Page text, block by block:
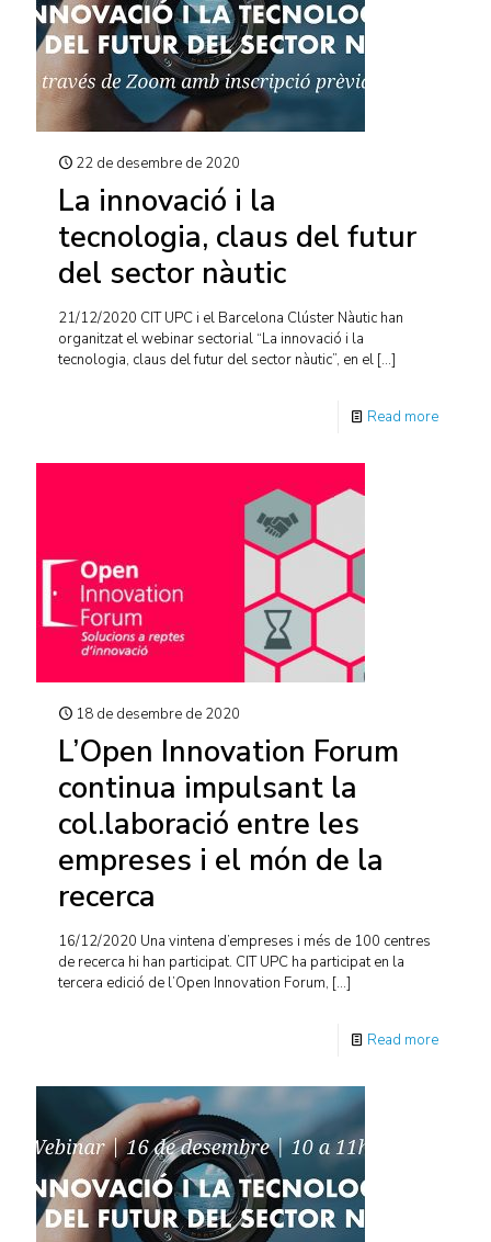
22 de desembre de 2020
La innovació i la
tecnologia, claus del futur
del sector nàutic
21/12/2020 CIT UPC i el Barcelona Clúster Nàutic han
organitzat el webinar sectorial “La innovació i la
tecnologia, claus del futur del sector nàutic”, en el […]
Read more
18 de desembre de 2020
L’Open Innovation Forum
continua impulsant la
col.laboració entre les
empreses i el món de la
recerca
16/12/2020 Una vintena d’empreses i més de 100 centres
de recerca hi han participat. CIT UPC ha participat en la
tercera edició de l’Open Innovation Forum, […]
Read more